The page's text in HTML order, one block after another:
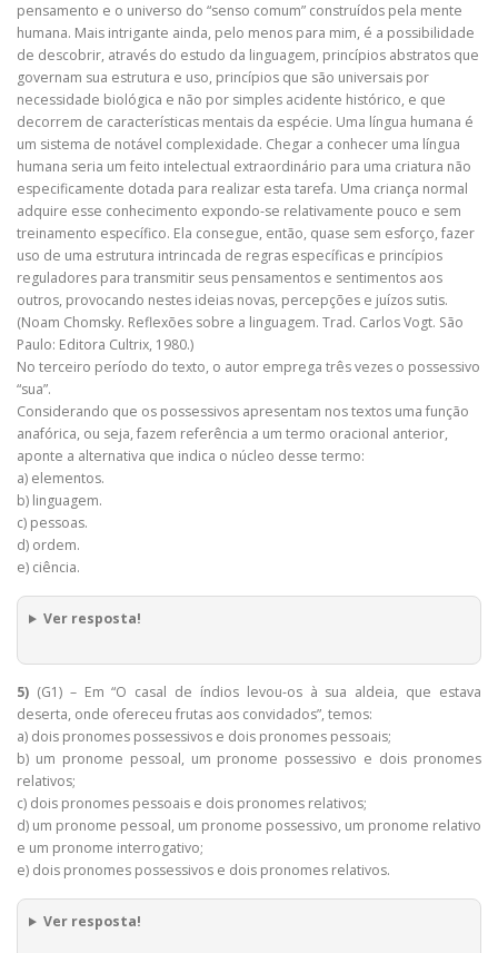
pensamento e o universo do “senso comum” construídos pela mente
humana. Mais intrigante ainda, pelo menos para mim, é a possibilidade
de descobrir, através do estudo da linguagem, princípios abstratos que
governam sua estrutura e uso, princípios que são universais por
necessidade biológica e não por simples acidente histórico, e que
decorrem de características mentais da espécie. Uma língua humana é
um sistema de notável complexidade. Chegar a conhecer uma língua
humana seria um feito intelectual extraordinário para uma criatura não
especificamente dotada para realizar esta tarefa. Uma criança normal
adquire esse conhecimento expondo-se relativamente pouco e sem
treinamento específico. Ela consegue, então, quase sem esforço, fazer
uso de uma estrutura intrincada de regras específicas e princípios
reguladores para transmitir seus pensamentos e sentimentos aos
outros, provocando nestes ideias novas, percepções e juízos sutis.
(Noam Chomsky. Reflexões sobre a linguagem. Trad. Carlos Vogt. São
Paulo: Editora Cultrix, 1980.)
No terceiro período do texto, o autor emprega três vezes o possessivo
“sua”.
Considerando que os possessivos apresentam nos textos uma função
anafórica, ou seja, fazem referência a um termo oracional anterior,
aponte a alternativa que indica o núcleo desse termo:
a) elementos.
b) linguagem.
c) pessoas.
d) ordem.
e) ciência.
Ver resposta!
5) (G1) – Em “O casal de índios levou-os à sua aldeia, que estava
deserta, onde ofereceu frutas aos convidados”, temos:
a) dois pronomes possessivos e dois pronomes pessoais;
b) um pronome pessoal, um pronome possessivo e dois pronomes
relativos;
c) dois pronomes pessoais e dois pronomes relativos;
d) um pronome pessoal, um pronome possessivo, um pronome relativo
e um pronome interrogativo;
e) dois pronomes possessivos e dois pronomes relativos.
Ver resposta!